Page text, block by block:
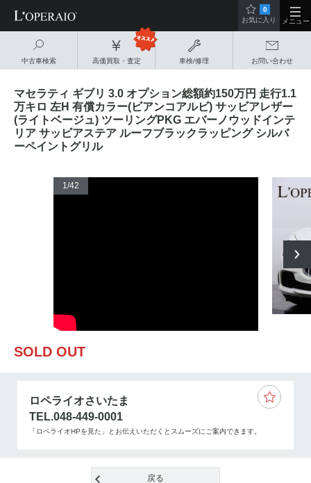
中古車検索 高価買取・査定 車検/修理 お問い合わせ
0
お気に入り
メニュー
マセラティ ギブリ 3.0 オプション総額約150万円 走行1.1
万キロ 左H 有償カラー(ビアンコアルビ) サッビアレザー
(ライトベージュ) ツーリングPKG エバーノウッドインテ
リア サッビアステア ルーフブラックラッピング シルバ
ーペイントグリル
1/42
SOLD OUT
ロペライオさいたま
TEL.048-449-0001
「ロペライオHPを見た」とお伝えいただくとスムーズにご案内できます。
戻る